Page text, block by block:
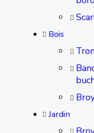
Bois
Jardin